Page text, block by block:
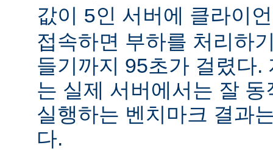
값이 5인 서버에 클라이
접속하면 부하를 처리하
들기까지 95초가 걸렸다.
는 실제 서버에서는 잘
실행하는 벤치마크 결과
다.